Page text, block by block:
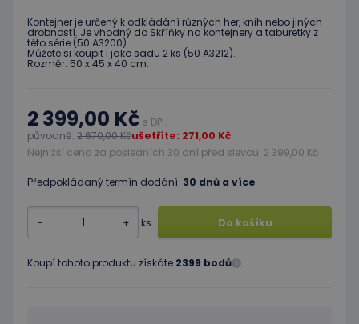
Kontejner je určený k odkládání různých her, knih nebo jiných
drobností. Je vhodný do Skříňky na kontejnery a taburetky z
této série (50 A3200).
Můžete si koupit i jako sadu 2 ks (50 A3212).
Rozměr: 50 x 45 x 40 cm.
2 399,00 Kč s DPH
původně: 2 670,00 Kčušetříte: 271,00 Kč
Nejnižší cena za posledních 30 dní před slevou: 2 399,00 Kč
Předpokládaný termín dodání: 30 dnů a více
- + ks Do košíku
Koupí tohoto produktu získáte 2399 bodů